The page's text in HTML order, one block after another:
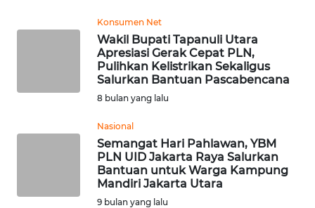
Konsumen Net
Wakil Bupati Tapanuli Utara
Apresiasi Gerak Cepat PLN,
Pulihkan Kelistrikan Sekaligus
Salurkan Bantuan Pascabencana
8 bulan yang lalu
Nasional
Semangat Hari Pahlawan, YBM
PLN UID Jakarta Raya Salurkan
Bantuan untuk Warga Kampung
Mandiri Jakarta Utara
9 bulan yang lalu